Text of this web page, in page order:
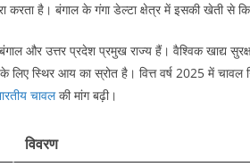
करता है। बंगाल के गंगा डेल्टा क्षेत्र में इसकी खेती से
और उत्तर प्रदेश प्रमुख राज्य हैं। वैश्विक खाद्य
लिए स्थिर आय का स्रोत है। वित्त वर्ष 2025 में चावल
चावलकी मांग बढ़ी।​​
विवरण